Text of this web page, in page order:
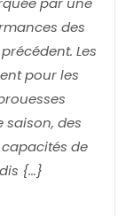
des
Les
pour les
saison, des
de
{...}